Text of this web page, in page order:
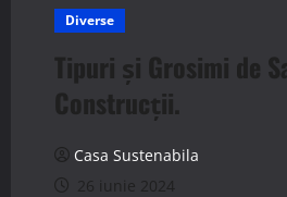
Diverse
Tipuri și Grosimi de
Construcții.
Casa Sustenabila
26 iunie 2024